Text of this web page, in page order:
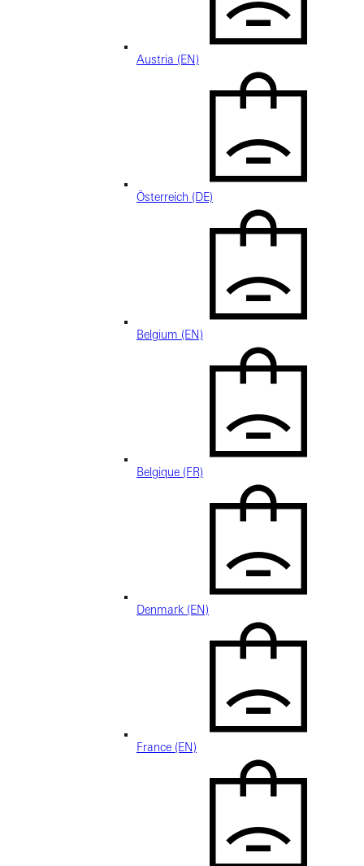
Austria (EN)
Österreich (DE)
Belgium (EN)
Belgique (FR)
Denmark (EN)
France (EN)